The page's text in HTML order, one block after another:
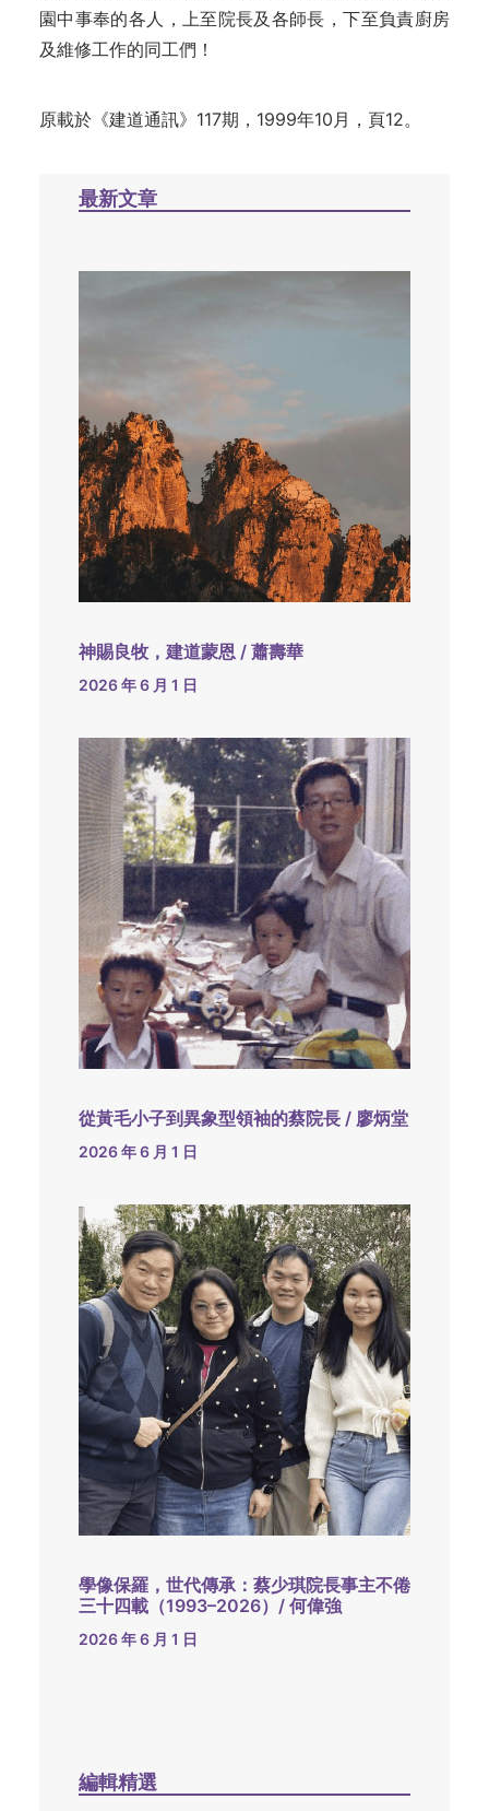
園中事奉的各人，上至院長及各師長，下至負責廚房
及維修工作的同工們！
原載於《建道通訊》117期，1999年10月，頁12。
最新文章
神賜良牧，建道蒙恩 / 蕭壽華
2026 年 6 月 1 日
從黃毛小子到異象型領袖的蔡院長 / 廖炳堂
2026 年 6 月 1 日
學像保羅，世代傳承：蔡少琪院長事主不倦
三十四載（1993–2026）/ 何偉強
2026 年 6 月 1 日
編輯精選